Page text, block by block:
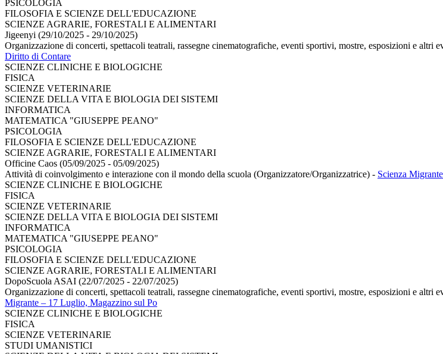
PSICOLOGIA
FILOSOFIA E SCIENZE DELL'EDUCAZIONE
SCIENZE AGRARIE, FORESTALI E ALIMENTARI
Jigeenyi (29/10/2025 - 29/10/2025)
Organizzazione di concerti, spettacoli teatrali, rassegne cinematografiche, eventi sportivi, mostre, esposizioni e
Diritto di Contare
SCIENZE CLINICHE E BIOLOGICHE
FISICA
SCIENZE VETERINARIE
SCIENZE DELLA VITA E BIOLOGIA DEI SISTEMI
INFORMATICA
MATEMATICA "GIUSEPPE PEANO"
PSICOLOGIA
FILOSOFIA E SCIENZE DELL'EDUCAZIONE
SCIENZE AGRARIE, FORESTALI E ALIMENTARI
Officine Caos (05/09/2025 - 05/09/2025)
Attività di coinvolgimento e interazione con il mondo della scuola (Organizzatore/Organizzatrice) - Scienza
SCIENZE CLINICHE E BIOLOGICHE
FISICA
SCIENZE VETERINARIE
SCIENZE DELLA VITA E BIOLOGIA DEI SISTEMI
INFORMATICA
MATEMATICA "GIUSEPPE PEANO"
PSICOLOGIA
FILOSOFIA E SCIENZE DELL'EDUCAZIONE
SCIENZE AGRARIE, FORESTALI E ALIMENTARI
DopoScuola ASAI (22/07/2025 - 22/07/2025)
Organizzazione di concerti, spettacoli teatrali, rassegne cinematografiche, eventi sportivi, mostre, esposizioni e
Migrante – 17 Luglio, Magazzino sul Po
SCIENZE CLINICHE E BIOLOGICHE
FISICA
SCIENZE VETERINARIE
STUDI UMANISTICI